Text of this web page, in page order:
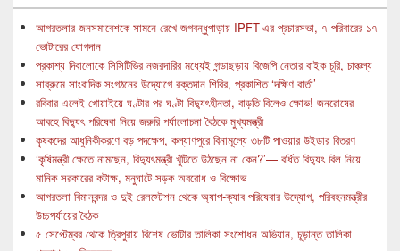
আগরতলার জনসমাবেশকে সামনে রেখে জগবন্ধুপাড়ায় IPFT-এর প্রচারসভা, ৭ পরিবারের ১৭
ভোটারের যোগদান
প্রকাশ্য দিবালোকে সিসিটিভির নজরদারির মধ্যেই গন্ডাছড়ায় বিজেপি নেতার বাইক চুরি, চাঞ্চল্য
সাব্রুমে সাংবাদিক সংগঠনের উদ্যোগে রক্তদান শিবির, প্রকাশিত ‘দক্ষিণ বার্তা’
রবিবার এলেই খোয়াইয়ে ঘণ্টার পর ঘণ্টা বিদ্যুৎহীনতা, বাড়তি বিলেও ক্ষোভ! জনরোষের
আবহে বিদ্যুৎ পরিষেবা নিয়ে জরুরি পর্যালোচনা বৈঠকে মুখ্যমন্ত্রী
কৃষকদের আধুনিকীকরণে বড় পদক্ষেপ, কল্যাণপুরে বিনামূল্যে ৩৮টি পাওয়ার উইডার বিতরণ
‘কৃষিমন্ত্রী ক্ষেতে নামছেন, বিদ্যুৎমন্ত্রী খুঁটিতে উঠছেন না কেন?’— বর্ধিত বিদ্যুৎ বিল নিয়ে
মানিক সরকারের কটাক্ষ, মনুঘাটে সড়ক অবরোধ ও বিক্ষোভ
আগরতলা বিমানবন্দর ও দুই রেলস্টেশন থেকে অ্যাপ-ক্যাব পরিষেবার উদ্যোগ, পরিবহনমন্ত্রীর
উচ্চপর্যায়ের বৈঠক
৫ সেপ্টেম্বর থেকে ত্রিপুরায় বিশেষ ভোটার তালিকা সংশোধন অভিযান, চূড়ান্ত তালিকা